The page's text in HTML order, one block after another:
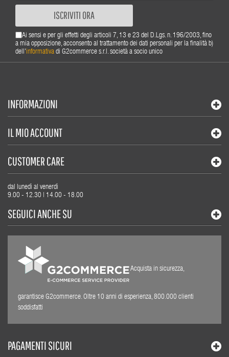
ISCRIVITI ORA
Ai sensi e per gli effetti degli articoli 7, 13 e 23 del D.Lgs. n. 196/2003, fino
a mia opposizione, acconsento al trattamento dei dati personali per la finalità b)
dell'informativa di G2commerce s.r.l. società a socio unico
INFORMAZIONI
IL MIO ACCOUNT
CUSTOMER CARE
dal lunedì al venerdì
9.00 - 12.30 | 14.00 - 18.00
SEGUICI ANCHE SU
Acquista in sicurezza,
garantisce G2commerce. Oltre 10 anni di esperienza, 800.000 clienti
soddisfatti
PAGAMENTI SICURI